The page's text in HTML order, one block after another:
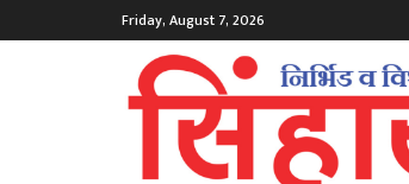
Friday, August 7, 2026